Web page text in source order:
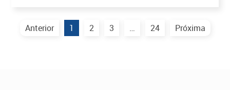
Anterior 1 2 3 … 24 Próxima